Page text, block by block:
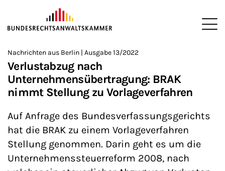
ZUM HAUPTINHALT SPRINGEN
Sie befinden sich hier:
>
Startseite
>
Newsroom
>
Newsletter
>
Nachrichten aus Berlin
Nachrichten aus Berlin | Ausgabe 13/2022
Verlustabzug nach
Unternehmensübertragung: BRAK
nimmt Stellung zu Vorlageverfahren
Auf Anfrage des Bundesverfassungsgerichts
hat die BRAK zu einem Vorlageverfahren
Stellung genommen. Darin geht es um die
Unternehmenssteuerreform 2008, nach